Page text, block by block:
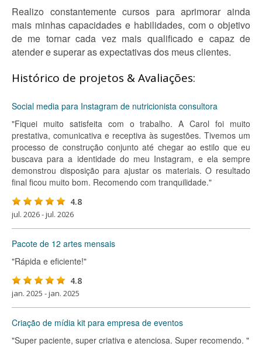
Realizo constantemente cursos para aprimorar ainda
mais minhas capacidades e habilidades, com o objetivo
de me tornar cada vez mais qualificado e capaz de
atender e superar as expectativas dos meus clientes.
Histórico de projetos & Avaliações:
Social media para Instagram de nutricionista consultora
"Fiquei muito satisfeita com o trabalho. A Carol foi muito
prestativa, comunicativa e receptiva às sugestões. Tivemos um
processo de construção conjunto até chegar ao estilo que eu
buscava para a identidade do meu Instagram, e ela sempre
demonstrou disposição para ajustar os materiais. O resultado
final ficou muito bom. Recomendo com tranquilidade."
4.8
jul. 2026 - jul. 2026
Pacote de 12 artes mensais
"Rápida e eficiente!"
4.8
jan. 2025 - jan. 2025
Criação de mídia kit para empresa de eventos
"Super paciente, super criativa e atenciosa. Super recomendo. "